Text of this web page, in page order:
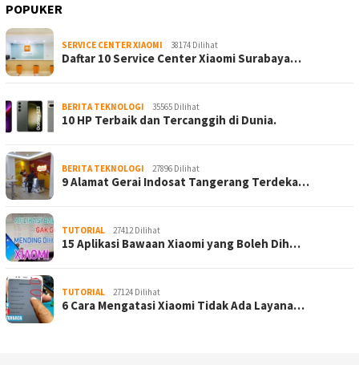
POPUKER
SERVICE CENTER XIAOMI 38174 Dilihat
Daftar 10 Service Center Xiaomi Surabaya…
BERITA TEKNOLOGI 35565 Dilihat
10 HP Terbaik dan Tercanggih di Dunia.
BERITA TEKNOLOGI 27896 Dilihat
9 Alamat Gerai Indosat Tangerang Terdeka…
TUTORIAL 27412 Dilihat
15 Aplikasi Bawaan Xiaomi yang Boleh Dih…
TUTORIAL 27124 Dilihat
6 Cara Mengatasi Xiaomi Tidak Ada Layana…